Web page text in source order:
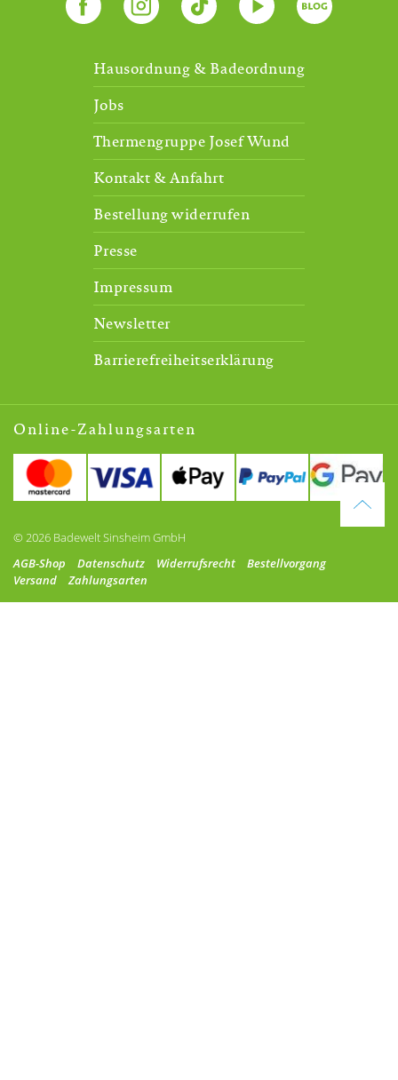
Hausordnung & Badeordnung
Jobs
Thermengruppe Josef Wund
Kontakt & Anfahrt
Bestellung widerrufen
Presse
Impressum
Newsletter
Barrierefreiheitserklärung
Online-Zahlungsarten
© 2026 Badewelt Sinsheim GmbH
AGB-Shop
Datenschutz Widerrufsrecht
Bestellvorgang
Versand
Zahlungsarten